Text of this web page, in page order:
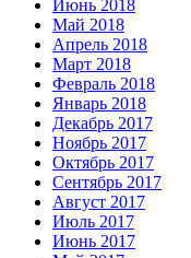
Июнь 2018
Май 2018
Апрель 2018
Март 2018
Февраль 2018
Январь 2018
Декабрь 2017
Ноябрь 2017
Октябрь 2017
Сентябрь 2017
Август 2017
Июль 2017
Июнь 2017